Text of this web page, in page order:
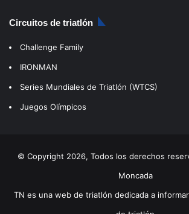
Circuitos de triatlón
Challenge Family
IRONMAN
Series Mundiales de Triatlón (WTCS)
Juegos Olímpicos
© Copyright 2026, Todos los derechos
Moncada
TN es una web de triatlón dedicada a